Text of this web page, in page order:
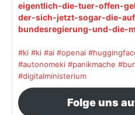
eigentlich-die-tuer-offen-
der-sich-jetzt-sogar-die-
bundesregierung-und-die-
#ki #ki #ai #openai
#autonomeki #panikmache
#digitalministerium
Folge uns